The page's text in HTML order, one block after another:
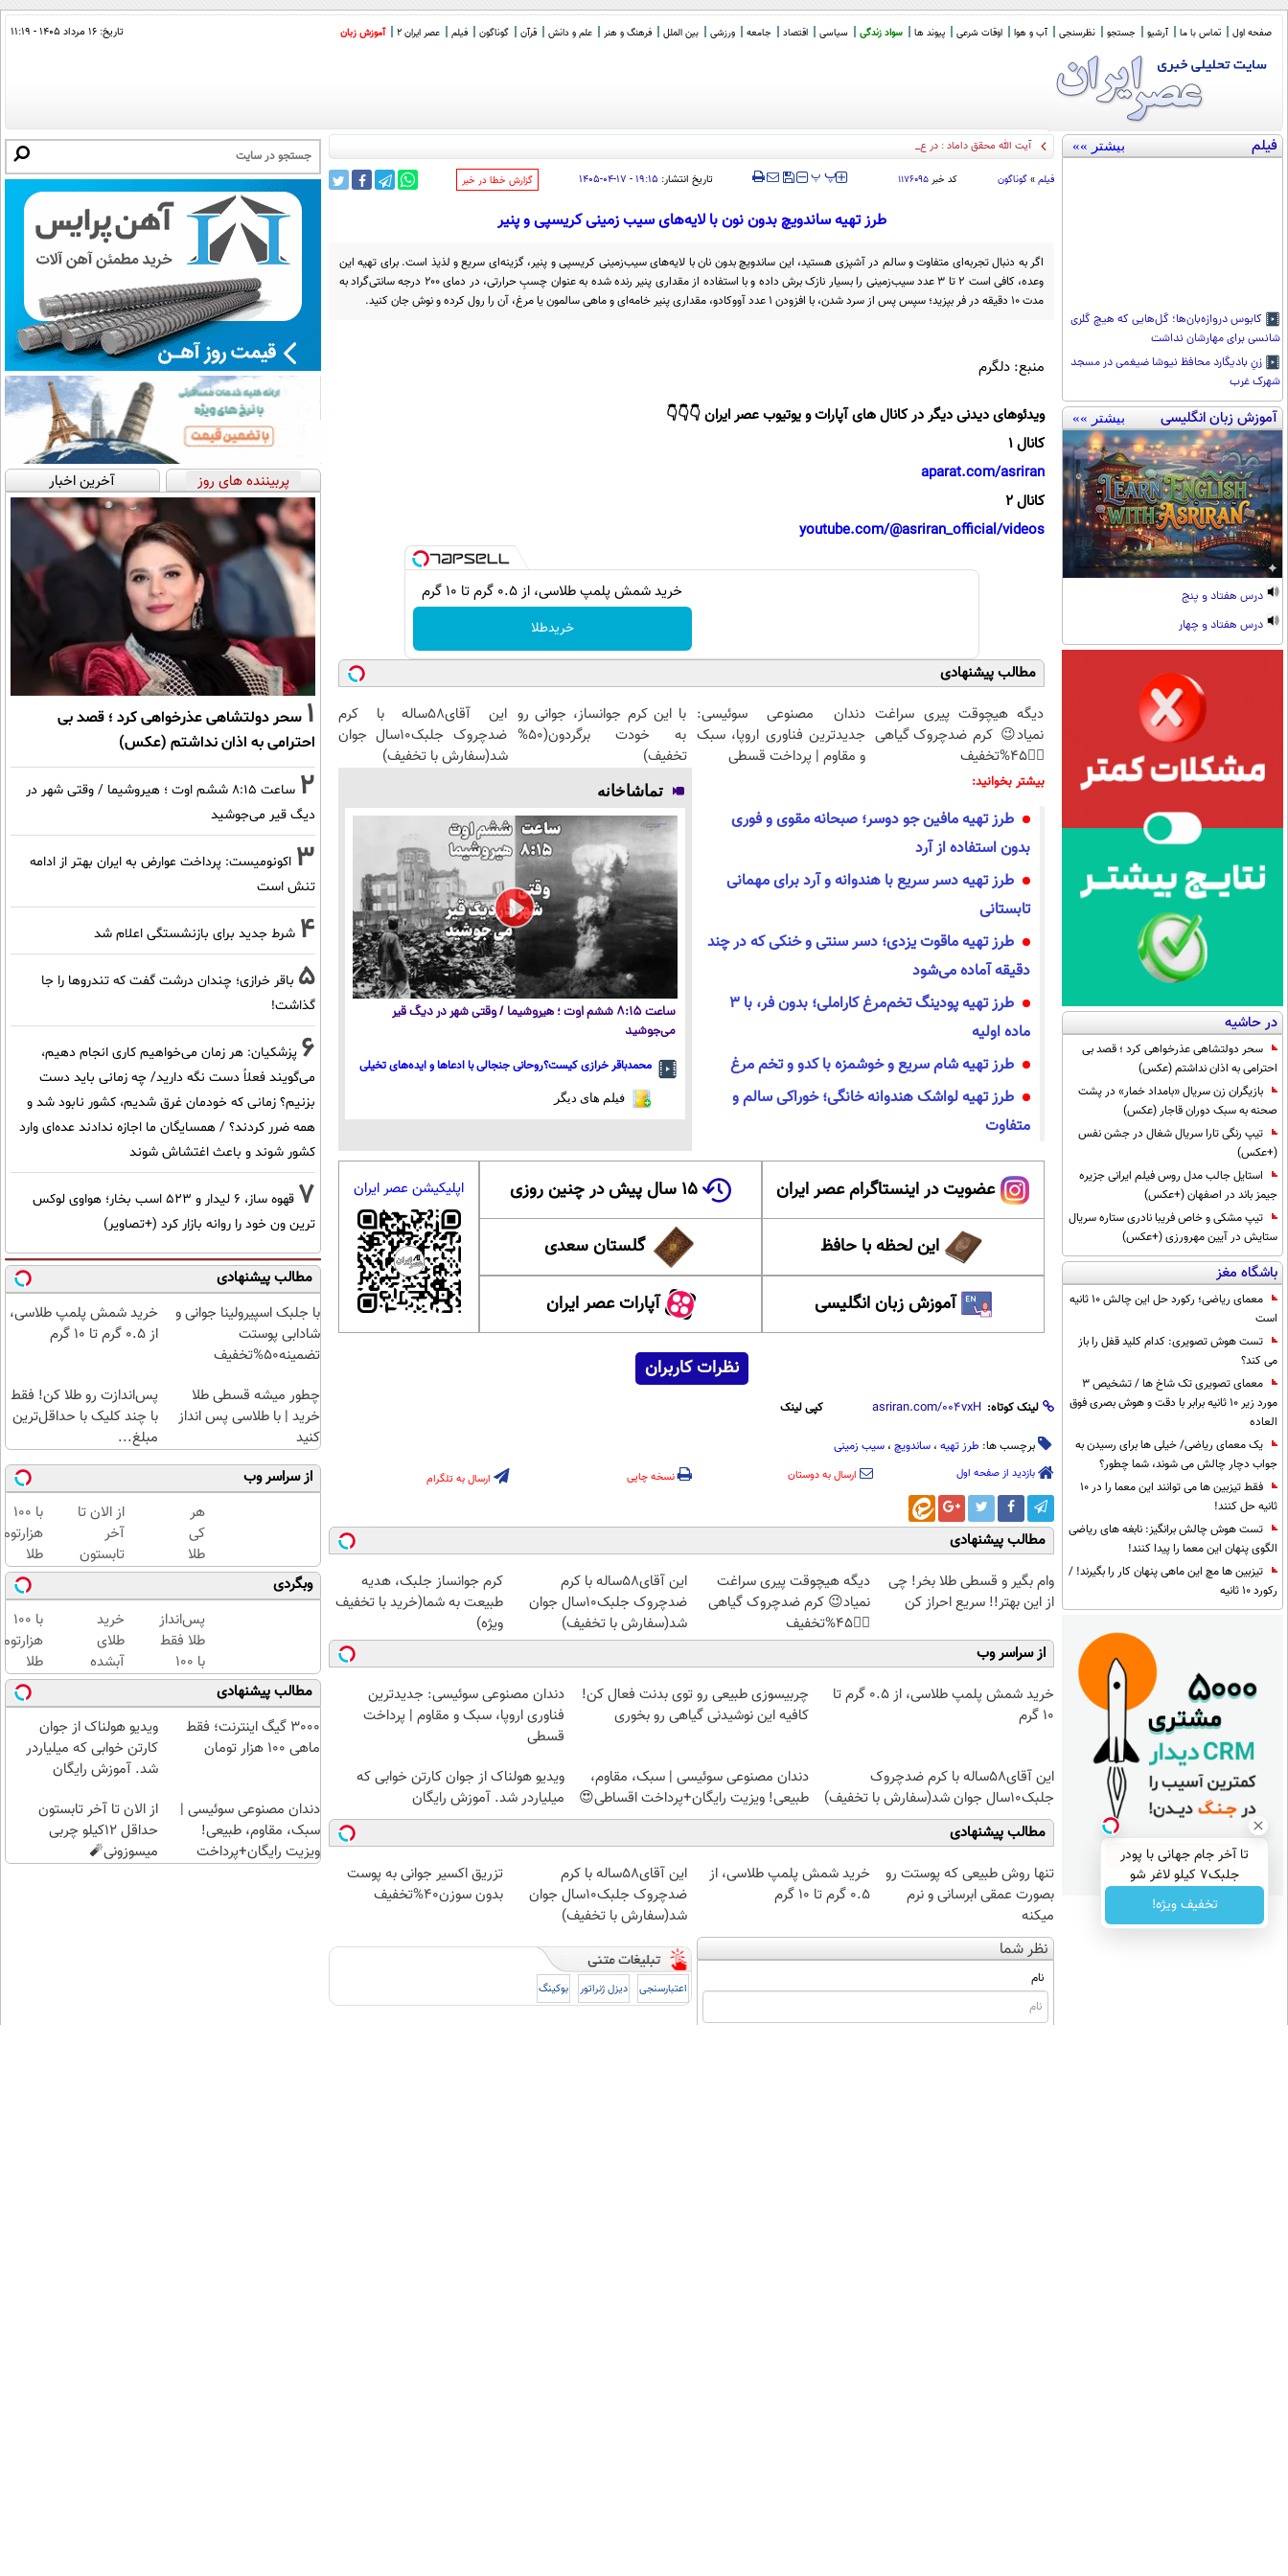
صفحه اول تماس با ما آرشیو جستجو نظرسنجی آب و هوا اوقات شرعی پیوند ها سواد زندگی سیاسی اقتصاد جامعه ورزشی بین الملل فرهنگ و هنر علم و دانش قرآن گوناگون فیلم عصر ایران 2 آموزش زبان تاریخ: ۱۶ مرداد ۱۴۰۵ - ۱۱:۱۹
فیلم بیشتر »»
کابوس دروازه‌بان‌ها؛ گل‌هایی که هیچ گلری
شانسی برای مهارشان نداشت
زنِ بادیگارد محافظ نیوشا ضیغمی در مسجد
شهرک غرب
آموزش زبان انگلیسی بیشتر »»
درس هفتاد و پنج
درس هفتاد و چهار
در حاشیه
سحر دولتشاهی عذرخواهی کرد ؛ قصد بی
احترامی به اذان نداشتم (عکس)
بازیگران زن سریال «بامداد خمار» در پشت
صحنه به سبک دوران قاجار (عکس)
تیپ رنگی تارا سریال شغال در جشن نفس
(+عکس)
استایل جالب مدل روس فیلم ایرانی جزیره
جیمز باند در اصفهان (+عکس)
تیپ مشکی و خاص فریبا نادری ستاره سریال
ستایش در آیین مهرورزی (+عکس)
باشگاه مغز
معمای ریاضی؛ رکورد حل این چالش 10 ثانیه
است
تست هوش تصویری: کدام کلید قفل را باز
می کند؟
معمای تصویری تک شاخ ها / تشخیص 3
مورد زیر 10 ثانیه برابر با دقت و هوش بصری فوق
العاده
یک معمای ریاضی/ خیلی ها برای رسیدن به
جواب دچار چالش می شوند، شما چطور؟
فقط تیزبین ها می توانند این معما را در 10
ثانیه حل کنند!
تست هوش چالش برانگیز: نابغه های ریاضی
الگوی پنهان این معما را پیدا کنند!
تیزبین ها مچ این ماهی پنهان کار را بگیرند! /
رکورد 10 ثانیه
آیت الله محقق داماد : در عصر رسول الل
فیلم » گوناگون کد خبر۱۱۷۶۰۹۵ ‍‍‍ پ پ تاریخ انتشار: ۱۹:۱۵ - ۱۷-۰۴-۱۴۰۵ ‌گزارش خطا در خبر
طرز تهیه ساندویچ بدون نون با لایه‌های سیب زمینی کریسپی و پنیر
اگر به دنبال تجربه‌ای متفاوت و سالم در آشپزی هستید، این ساندویچ بدون نان با لایه‌های سیب‌زمینی کریسپی و پنیر، گزینه‌ای سریع و لذیذ است. برای تهیه این
وعده، کافی است ۲ تا ۳ عدد سیب‌زمینی را بسیار نازک برش داده و با استفاده از مقداری پنیر رنده شده به عنوان چسبِ حرارتی، در دمای ۲۰۰ درجه سانتی‌گراد به
مدت ۱۰ دقیقه در فر بپزید؛ سپس پس از سرد شدن، با افزودن ۱ عدد آووکادو، مقداری پنیر خامه‌ای و ماهی سالمون یا مرغ، آن را رول کرده و نوش جان کنید.
منبع: دلگرم
ویدئوهای دیدنی دیگر در کانال های آپارات و یوتیوب عصر ایران 👇👇👇
کانال 1
aparat.com/asriran
کانال 2
youtube.com/@asriran_official/videos
خرید شمش پلمپ طلاسی، از ۰.۵ گرم تا ۱۰ گرم
خریدطلا
مطالب پیشنهادی
دیگه هیچوقت پیری سراغت
نمیاد😉 کرم ضدچروک گیاهی
👈🏻45%تخفیف
دندان مصنوعی سوئیسی:
جدیدترین فناوری اروپا، سبک
و مقاوم | پرداخت قسطی
با این کرم جوانساز، جوانی رو
به خودت برگردون(50%
تخفیف)
این آقای58ساله با کرم
ضدچروک جلبک10سال جوان
شد(سفارش با تخفیف)
بیشتر بخوانید:
طرز تهیه مافین جو دوسر؛ صبحانه مقوی و فوری
بدون استفاده از آرد
طرز تهیه دسر سریع با هندوانه و آرد برای مهمانی
تابستانی
طرز تهیه ماقوت یزدی؛ دسر سنتی و خنکی که در چند
دقیقه آماده می‌شود
طرز تهیه پودینگ تخم‌مرغ کاراملی؛ بدون فر، با ۳
ماده اولیه
طرز تهیه شام سریع و خوشمزه با کدو و تخم مرغ
طرز تهیه لواشک هندوانه خانگی؛ خوراکی سالم و
متفاوت
تماشاخانه
ساعت ۸:۱۵ ششم اوت ؛ هیروشیما / وقتی شهر در دیگ قیر
می‌جوشید
محمدباقر خرازی کیست؟روحانی جنجالی با ادعاها و ایده‌های تخیلی
فیلم های دیگر
عضویت در اینستاگرام عصر ایران ۱۵ سال پیش در چنین روزی
این لحظه با حافظ گلستان سعدی
آموزش زبان انگلیسی آپارات عصر ایران
اپلیکیشن عصر ایران
نظرات کاربران
لینک کوتاه: کپی لینک
برچسب ها: طرز تهیه ، ساندویچ ، سیب زمینی
بازدید از صفحه اول ارسال به دوستان نسخه چاپی ارسال به تلگرام
مطالب پیشنهادی
وام بگیر و قسطی طلا بخر! چی
از این بهتر!! سریع احراز کن
دیگه هیچوقت پیری سراغت
نمیاد😉 کرم ضدچروک گیاهی
👈🏻45%تخفیف
این آقای58ساله با کرم
ضدچروک جلبک10سال جوان
شد(سفارش با تخفیف)
کرم جوانساز جلبک، هدیه
طبیعت به شما(خرید با تخفیف
ویژه)
از سراسر وب
خرید شمش پلمپ طلاسی، از ۰.۵ گرم تا
۱۰ گرم
چربیسوزی طبیعی رو توی بدنت فعال کن!
کافیه این نوشیدنی گیاهی رو بخوری
دندان مصنوعی سوئیسی: جدیدترین
فناوری اروپا، سبک و مقاوم | پرداخت
قسطی
این آقای58ساله با کرم ضدچروک
جلبک10سال جوان شد(سفارش با تخفیف)
دندان مصنوعی سوئیسی | سبک، مقاوم،
طبیعی! ویزیت رایگان+پرداخت اقساطی😍
ویدیو هولناک از جوان کارتن خوابی که
میلیاردر شد. آموزش رایگان
مطالب پیشنهادی
تنها روش طبیعی که پوستت رو
بصورت عمقی ابرسانی و نرم
میکنه
خرید شمش پلمپ طلاسی، از
۰.۵ گرم تا ۱۰ گرم
این آقای58ساله با کرم
ضدچروک جلبک10سال جوان
شد(سفارش با تخفیف)
تزریق اکسیر جوانی به پوست
بدون سوزن40%تخفیف
نظر شما
نام
اعتبارسنجی دیزل ژنراتور بوکینگ
پربیننده های روز آخرین اخبار
1 سحر دولتشاهی عذرخواهی کرد ؛ قصد بی
احترامی به اذان نداشتم (عکس)
2
ساعت ۸:۱۵ ششم اوت ؛ هیروشیما / وقتی شهر در
دیگ قیر می‌جوشید
3 اکونومیست: پرداخت عوارض به ایران بهتر از ادامه
تنش است
4 شرط جدید برای بازنشستگی اعلام شد
5 باقر خرازی؛ چندان درشت گفت که تندروها را جا
گذاشت!
6 پزشکیان: هر زمان می‌خواهیم کاری انجام دهیم،
می‌گویند فعلاً دست نگه دارید/ چه زمانی باید دست
بزنیم؟ زمانی که خودمان غرق شدیم، کشور نابود شد و
همه ضرر کردند؟ / همسایگان ما اجازه ندادند عده‌ای وارد
کشور شوند و باعث اغتشاش شوند
7
قهوه ساز، 6 لیدار و 523 اسب بخار؛ هواوی لوکس
ترین ون خود را روانه بازار کرد (+تصاویر)
مطالب پیشنهادی
با جلبک اسپیرولینا جوانی و
شادابی پوستت
تضمینه50%تخفیف
خرید شمش پلمپ طلاسی،
از ۰.۵ گرم تا ۱۰ گرم
چطور میشه قسطی طلا
خرید | با طلاسی پس انداز
کنید
پس‌اندازت رو طلا کن! فقط
با چند کلیک با حداقل‌ترین
مبلغ...
از سراسر وب
هر
کی
طلا
داره،
غم
نداره!
😊💎
(خرید
طلا با
چند
کلیک)
از الان تا
آخر
تابستون
حداقل
12کیلو
چربی
میسوزونی
🧨
با ۱۰۰
طلا
بخرید،
اون هم
قسطی
وبگردی
پس‌انداز
طلا فقط
با ۱۰۰
هزارتومان
(امن و
راحت)
خرید
طلای
آبشده
حتی با
۱۰۰هزارتومان
با ۱۰۰
طلا
بخرید،
اون هم
قسطی
مطالب پیشنهادی
3000 گیگ اینترنت؛ فقط
ماهی 100 هزار تومان
ویدیو هولناک از جوان
کارتن خوابی که میلیاردر
شد. آموزش رایگان
دندان مصنوعی سوئیسی |
سبک، مقاوم، طبیعی!
ویزیت رایگان+پرداخت
از الان تا آخر تابستون
حداقل 12کیلو چربی
میسوزونی🧨
تا آخر جام جهانی با پودر
جلبک7 کیلو لاغر شو
تخفیف ویژه!